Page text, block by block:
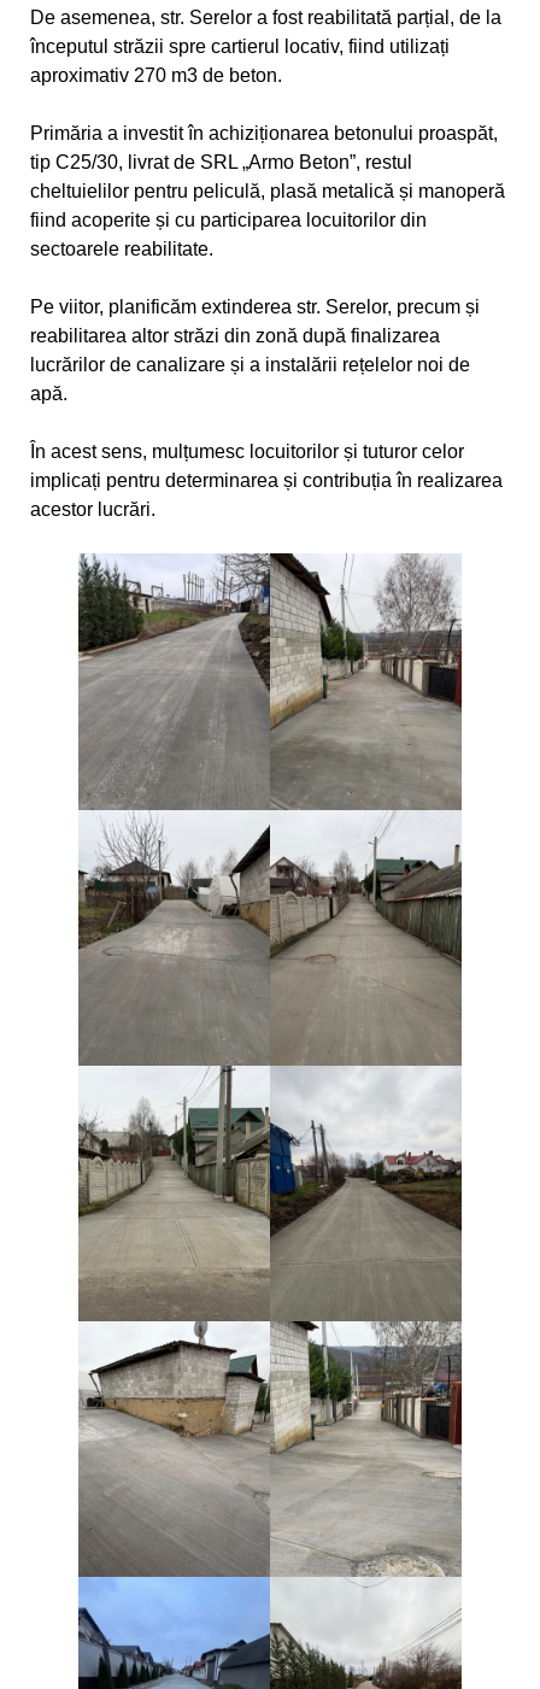
De asemenea, str. Serelor a fost reabilitată parțial, de la
începutul străzii spre cartierul locativ, fiind utilizați
aproximativ 270 m3 de beton.
Primăria a investit în achiziționarea betonului proaspăt,
tip C25/30, livrat de SRL „Armo Beton”, restul
cheltuielilor pentru peliculă, plasă metalică și manoperă
fiind acoperite și cu participarea locuitorilor din
sectoarele reabilitate.
Pe viitor, planificăm extinderea str. Serelor, precum și
reabilitarea altor străzi din zonă după finalizarea
lucrărilor de canalizare și a instalării rețelelor noi de
apă.
În acest sens, mulțumesc locuitorilor și tuturor celor
implicați pentru determinarea și contribuția în realizarea
acestor lucrări.